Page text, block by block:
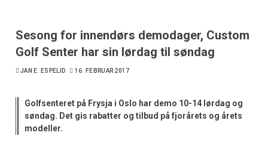
Sesong for innendørs demodager, Custom
Golf Senter har sin lørdag til søndag
JAN E. ESPELID 16. FEBRUAR 2017
Golfsenteret på Frysja i Oslo har demo 10-14 lørdag og
søndag. Det gis rabatter og tilbud på fjorårets og årets
modeller.